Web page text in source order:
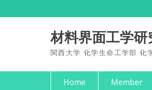
to
材料界面工学研
関西大学 化学生命工学部 化
Home Member